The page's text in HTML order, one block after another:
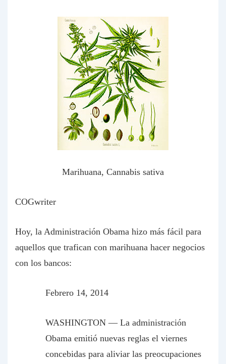
Marihuana, Cannabis sativa
COGwriter
Hoy, la Administración Obama hizo más fácil para
aquellos que trafican con marihuana hacer negocios
con los bancos:
Febrero 14, 2014
WASHINGTON — La administración
Obama emitió nuevas reglas el viernes
concebidas para aliviar las preocupaciones